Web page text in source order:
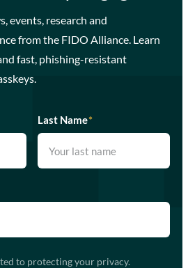
events, research and
from the FIDO Alliance. Learn
fast, phishing-resistant
Last Name*
to protecting your privacy.